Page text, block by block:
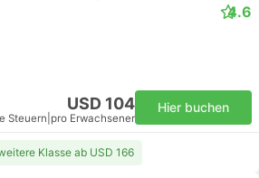
4.6
USD 104
Steuern pro Erwachsener
Hier buchen
Klasse ab USD 166